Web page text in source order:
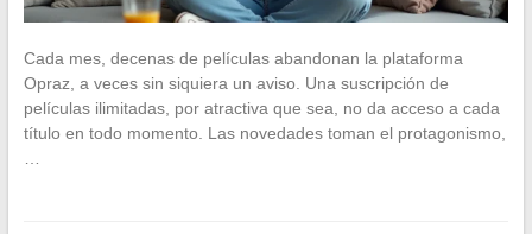
Cada mes, decenas de películas abandonan la plataforma
Opraz, a veces sin siquiera un aviso. Una suscripción de
películas ilimitadas, por atractiva que sea, no da acceso a cada
título en todo momento. Las novedades toman el protagonismo,
…